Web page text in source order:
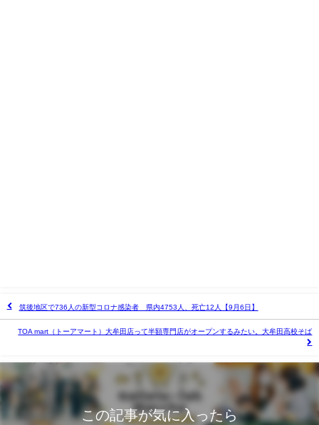
筑後地区で736人の新型コロナ感染者 県内4753人、死亡12人【9月6日】
TOA mart（トーアマート）大牟田店って半額専門店がオープンするみたい。大牟田高校そば
この記事が気に入ったら